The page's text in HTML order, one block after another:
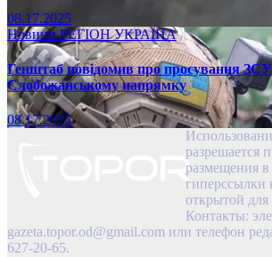
08.17.2025
НовиниРЕГІОНУКРАЇНА
Генштаб повідомив про просування ЗСУ
Слобожанському напрямку
08.17.2025
разрешается
размещения в
гиперссылки
открытой
Контакты:
gazeta.topor.od@gmail.com или телефон
627-20-65.